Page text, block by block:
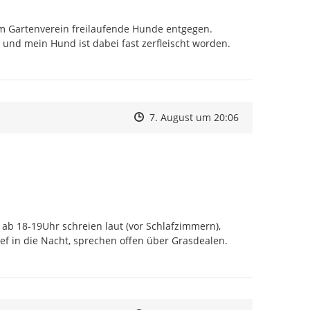
Gartenverein freilaufende Hunde entgegen.
mein Hund ist dabei fast zerfleischt worden.
Zeitpunkt des Erstellens
Zeitpunkt des Erstellens
7. August um 20:06Zur Äußerung
18-19Uhr schreien laut (vor Schlafzimmern),
in die Nacht, sprechen offen über Grasdealen.